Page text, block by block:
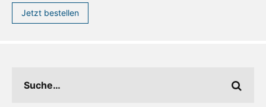
Jetzt bestellen